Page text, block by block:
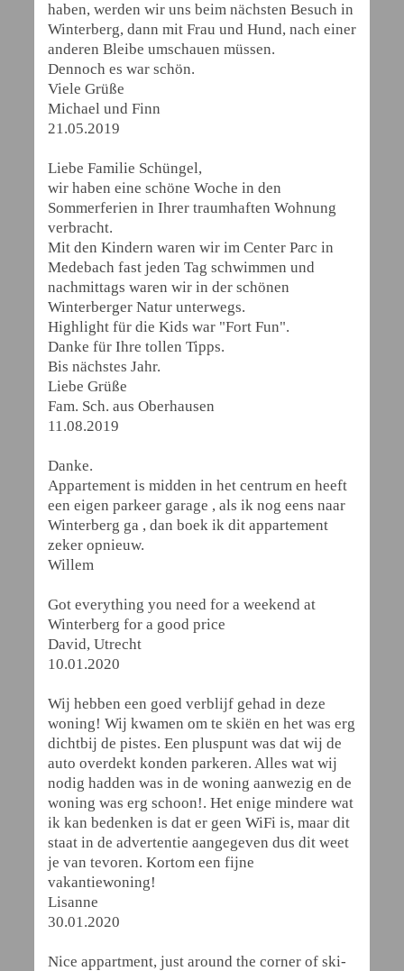
haben, werden wir uns beim nächsten Besuch in
Winterberg, dann mit Frau und Hund, nach einer
anderen Bleibe umschauen müssen.
Dennoch es war schön.
Viele Grüße
Michael und Finn
21.05.2019
Liebe Familie Schüngel,
wir haben eine schöne Woche in den
Sommerferien in Ihrer traumhaften Wohnung
verbracht.
Mit den Kindern waren wir im Center Parc in
Medebach fast jeden Tag schwimmen und
nachmittags waren wir in der schönen
Winterberger Natur unterwegs.
Highlight für die Kids war "Fort Fun".
Danke für Ihre tollen Tipps.
Bis nächstes Jahr.
Liebe Grüße
Fam. Sch. aus Oberhausen
11.08.2019
Danke.
Appartement is midden in het centrum en heeft
een eigen parkeer garage , als ik nog eens naar
Winterberg ga , dan boek ik dit appartement
zeker opnieuw.
Willem
Got everything you need for a weekend at
Winterberg for a good price
David, Utrecht
10.01.2020
Wij hebben een goed verblijf gehad in deze
woning! Wij kwamen om te skiën en het was erg
dichtbij de pistes. Een pluspunt was dat wij de
auto overdekt konden parkeren. Alles wat wij
nodig hadden was in de woning aanwezig en de
woning was erg schoon!. Het enige mindere wat
ik kan bedenken is dat er geen WiFi is, maar dit
staat in de advertentie aangegeven dus dit weet
je van tevoren. Kortom een fijne
vakantiewoning!
Lisanne
30.01.2020
Nice appartment, just around the corner of ski-